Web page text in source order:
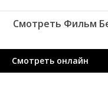
Смотреть Фильм
Смотреть онлайн